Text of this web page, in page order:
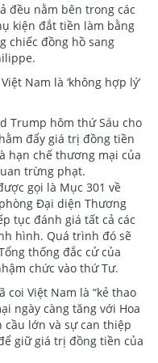
đều nằm bên trong các
kiện đắt tiền làm bằng
chiếc đồng hồ sang
Nam là ‘không hợp lý’
Trump hôm thứ Sáu cho
đẩy giá trị đồng tiền
hạn chế thương mại của
trừng phạt.
gọi là Mục 301 về
Đại diện Thương
tục đánh giá tất cả các
hình. Quá trình đó sẽ
thống đắc cử của
chức vào thứ Tư.
coi Việt Nam là “kẻ thao
ngày càng tăng với Hoa
cầu lớn và sự can thiệp
giữ giá trị đồng tiền của